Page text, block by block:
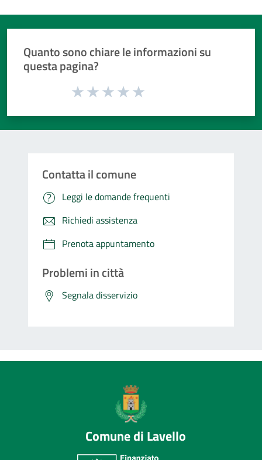
Quanto sono chiare le informazioni su
questa pagina?
Valuta da 1 a 5 stelle la pagina
Contatta il comune
Leggi le domande frequenti
Richiedi assistenza
Prenota appuntamento
Problemi in città
Segnala disservizio
Comune di Lavello